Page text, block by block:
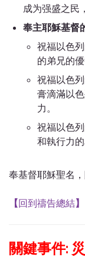
成为强盛之民
奉主耶穌基督
祝福以色
的弟兄的優
祝福以色
膏滴滿以
力。
祝福以色
和執行力的
奉基督耶穌聖名，
【回到禱告總結】
關鍵事件: